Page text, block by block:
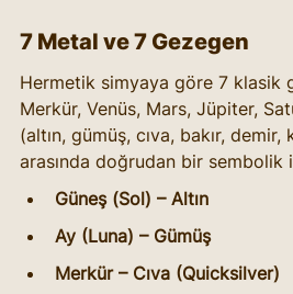
7 Metal ve 7 Gezegen
Hermetik simyaya göre 7 klasik
Merkür, Venüs, Mars, Jüpiter,
(altın, gümüş, cıva, bakır, demir,
arasında doğrudan bir sembolik
Güneş (Sol) – Altın
Ay (Luna) – Gümüş
Merkür – Cıva (Quicksilver)